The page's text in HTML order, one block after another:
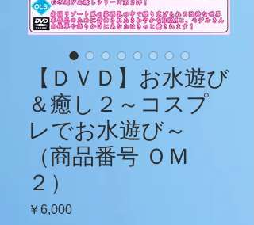
【ＤＶＤ】お水遊び
＆癒し２～コスプ
レでお水遊び～
（商品番号 ＯＭ
２）
￥6,000価